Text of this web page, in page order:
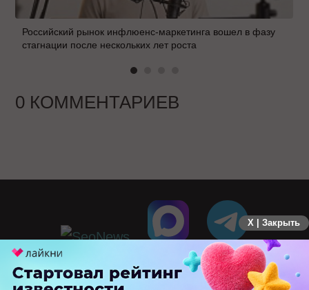
Российский рынок инфлюенс-маркетинга вошел в фазу
стагнации после нескольких лет роста
0 КОММЕНТАРИЕВ
X | Закрыть
ПЕРЕЙТИ НА ПОЛНУЮ ВЕРСИЮ
© SEOnews.ru Все права защищены. 2026